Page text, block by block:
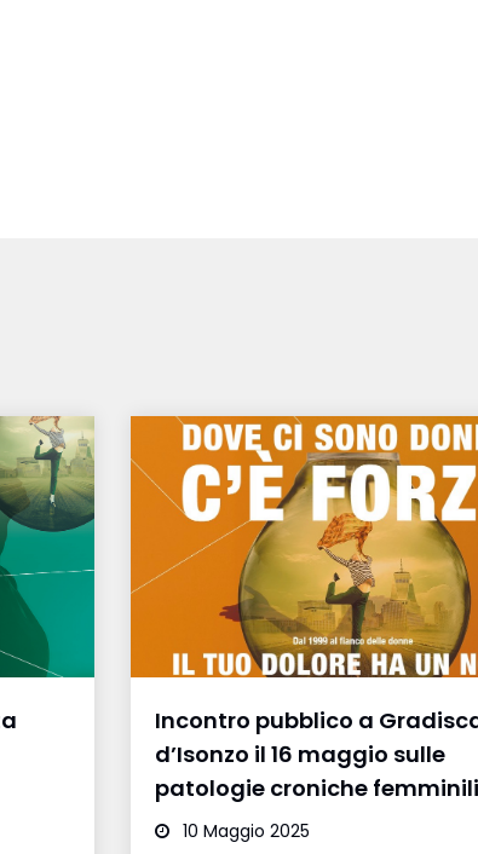
Incontro pubblico a
d’Isonzo il 16 maggio sulle
patologie croniche femminili
10 Maggio 2025